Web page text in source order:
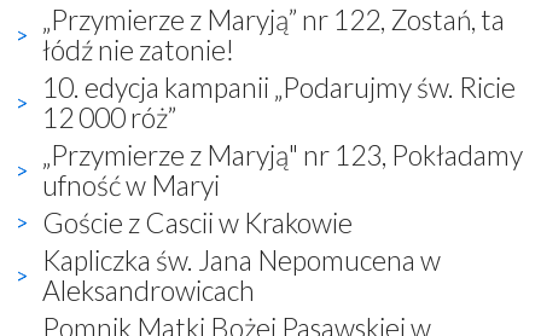
„Przymierze z Maryją” nr 122, Zostań, ta
łódź nie zatonie!
10. edycja kampanii „Podarujmy św. Ricie
12 000 róż”
„Przymierze z Maryją" nr 123, Pokładamy
ufność w Maryi
Goście z Cascii w Krakowie
Kapliczka św. Jana Nepomucena w
Aleksandrowicach
Pomnik Matki Bożej Pasawskiej w